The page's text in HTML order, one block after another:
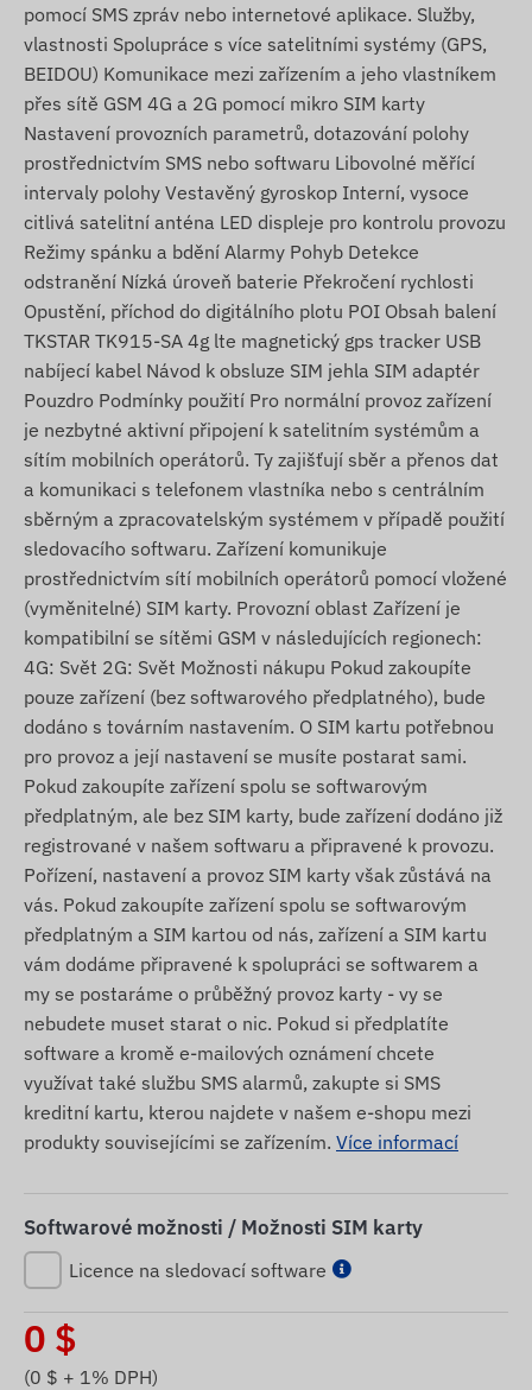
pomocí SMS zpráv nebo internetové aplikace. Služby,
vlastnosti Spolupráce s více satelitními systémy (GPS,
BEIDOU) Komunikace mezi zařízením a jeho vlastníkem
přes sítě GSM 4G a 2G pomocí mikro SIM karty
Nastavení provozních parametrů, dotazování polohy
prostřednictvím SMS nebo softwaru Libovolné měřící
intervaly polohy Vestavěný gyroskop Interní, vysoce
citlivá satelitní anténa LED displeje pro kontrolu provozu
Režimy spánku a bdění Alarmy Pohyb Detekce
odstranění Nízká úroveň baterie Překročení rychlosti
Opustění, příchod do digitálního plotu POI Obsah balení
TKSTAR TK915-SA 4g lte magnetický gps tracker USB
nabíjecí kabel Návod k obsluze SIM jehla SIM adaptér
Pouzdro Podmínky použití Pro normální provoz zařízení
je nezbytné aktivní připojení k satelitním systémům a
sítím mobilních operátorů. Ty zajišťují sběr a přenos dat
a komunikaci s telefonem vlastníka nebo s centrálním
sběrným a zpracovatelským systémem v případě použití
sledovacího softwaru. Zařízení komunikuje
prostřednictvím sítí mobilních operátorů pomocí vložené
(vyměnitelné) SIM karty. Provozní oblast Zařízení je
kompatibilní se sítěmi GSM v následujících regionech:
4G: Svět 2G: Svět Možnosti nákupu Pokud zakoupíte
pouze zařízení (bez softwarového předplatného), bude
dodáno s továrním nastavením. O SIM kartu potřebnou
pro provoz a její nastavení se musíte postarat sami.
Pokud zakoupíte zařízení spolu se softwarovým
předplatným, ale bez SIM karty, bude zařízení dodáno již
registrované v našem softwaru a připravené k provozu.
Pořízení, nastavení a provoz SIM karty však zůstává na
vás. Pokud zakoupíte zařízení spolu se softwarovým
předplatným a SIM kartou od nás, zařízení a SIM kartu
vám dodáme připravené k spolupráci se softwarem a
my se postaráme o průběžný provoz karty - vy se
nebudete muset starat o nic. Pokud si předplatíte
software a kromě e-mailových oznámení chcete
využívat také službu SMS alarmů, zakupte si SMS
kreditní kartu, kterou najdete v našem e-shopu mezi
produkty souvisejícími se zařízením. Více informací
Softwarové možnosti / Možnosti SIM karty
Licence na sledovací software
0 $
(0 $ + 1% DPH)